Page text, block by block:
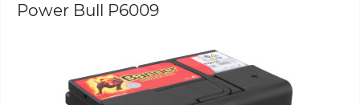
Power Bull P6009